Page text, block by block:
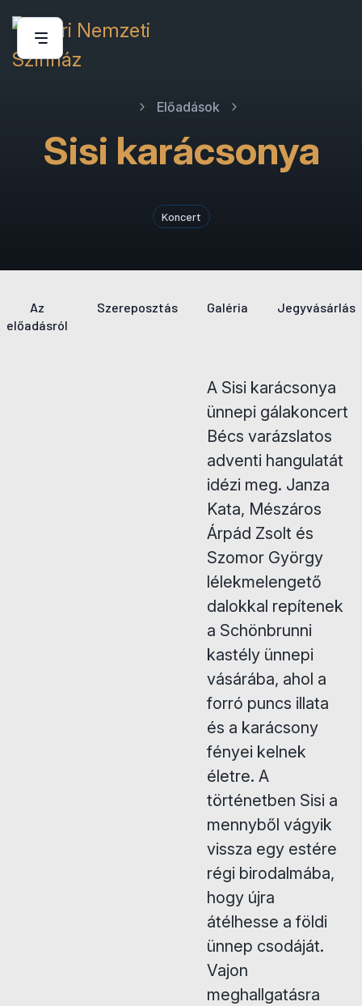
Előadások
Sisi karácsonya
Koncert
Az
előadásról
Szereposztás Galéria Jegyvásárlás
A Sisi karácsonya
ünnepi gálakoncert
Bécs varázslatos
adventi hangulatát
idézi meg. Janza
Kata, Mészáros
Árpád Zsolt és
Szomor György
lélekmelengető
dalokkal repítenek
a Schönbrunni
kastély ünnepi
vásárába, ahol a
forró puncs illata
és a karácsony
fényei kelnek
életre. A
történetben Sisi a
mennyből vágyik
vissza egy estére
régi birodalmába,
hogy újra
átélhesse a földi
ünnep csodáját.
Vajon
meghallgatásra